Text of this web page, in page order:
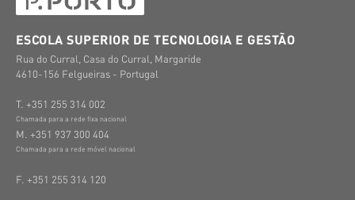
ESCOLA SUPERIOR DE TECNOLOGIA E GESTÃO
Rua do Curral, Casa do Curral, Margaride
4610-156 Felgueiras - Portugal
T. +351 255 314 002
Chamada para a rede fixa nacional
M. +351 937 300 404
Chamada para a rede móvel nacional
F. +351 255 314 120